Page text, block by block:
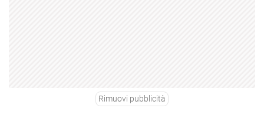
Rimuovi pubblicità